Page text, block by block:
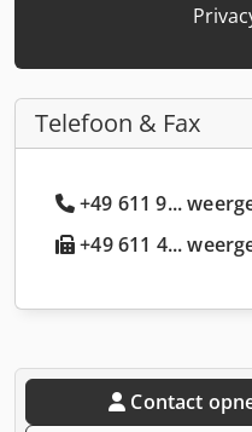
Telefoon & Fax
+49 611 9...
+49 611 4...
Contact